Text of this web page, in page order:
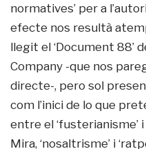
normatives’ per a
efecte nos resultà
llegit el ‘Document 88’
Company -que nos
directe-, pero sol
com l’inici de lo que
entre el ‘fusterianisme’
Mira, ‘nosaltrisme’ i